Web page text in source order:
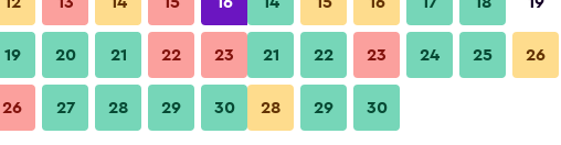
$89 Ver oferta
$89
Fotos
19 20 21 22 23
26 27 28 29 30
21 22 23 24 25 26
28 29 30